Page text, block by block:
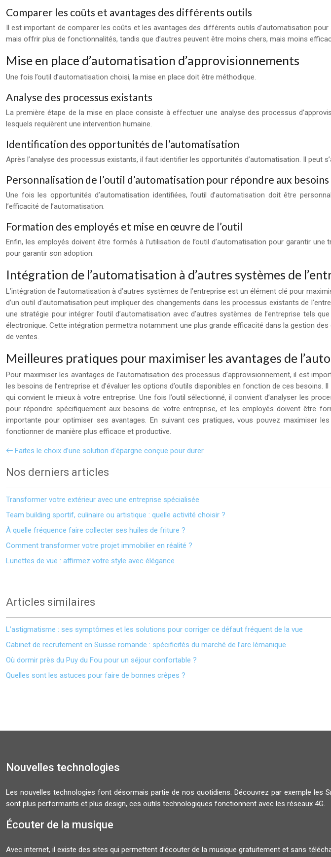
Comparer les coûts et avantages des différents outils
Il est important de comparer les coûts et les avantages des différents outils d’automatisation
mais offrir plus de fonctionnalités, tandis que d’autres peuvent être moins chers, mais moins
Mise en place d’automatisation d’approvisionnements
Une fois l’outil d’automatisation choisi, la mise en place doit être méthodique.
Analyse des processus existants
La première étape de la mise en place consiste à effectuer une analyse des processus
lesquels requièrent une intervention humaine.
Identification des opportunités de l’automatisation
Après l’analyse des processus existants, il faut identifier les opportunités d’automatisation. Il
Personnalisation de l’outil d’automatisation pour répondre aux
Une fois les opportunités d’automatisation identifiées, l’outil d’automatisation doit être
l’efficacité de l’automatisation.
Formation des employés et mise en œuvre de l’outil
Enfin, les employés doivent être formés à l’utilisation de l’outil d’automatisation pour garantir
pour garantir son adoption.
Intégration de l’automatisation à d’autres systèmes de
L’intégration de l’automatisation à d’autres systèmes de l’entreprise est un élément clé pour
d’un outil d’automatisation peut impliquer des changements dans les processus existants de
une stratégie pour intégrer l’outil d’automatisation avec d’autres systèmes de l’entreprise
électronique. Cette intégration permettra notamment une plus grande efficacité dans la gestion
de ventes.
Meilleures pratiques pour maximiser les avantages de
Pour maximiser les avantages de l’automatisation des processus d’approvisionnement, il est
les besoins de l’entreprise et d’évaluer les options d’outils disponibles en fonction de ces
qui convient le mieux à votre entreprise. Une fois l’outil sélectionné, il convient d’analyser les
pour répondre spécifiquement aux besoins de votre entreprise, et les employés doivent être
importante pour optimiser ses avantages. En suivant ces pratiques, vous pouvez maximiser
fonctionner de manière plus efficace et productive.
Faites le choix d’une solution d’épargne conçue pour durer
Nos derniers articles
Transformer votre extérieur avec une entreprise spécialisée
Team building sportif, culinaire ou artistique : quelle activité choisir ?
À quelle fréquence faire collecter ses huiles de friture ?
Comment transformer votre projet immobilier en réalité ?
Lunettes de vue : affirmez votre style avec élégance
Articles similaires
L’astigmatisme : ses symptômes et les solutions pour corriger ce défaut fréquent de la vue
Cabinet de recrutement en Suisse romande : spécificités du marché de l’arc lémanique
Où dormir près du Puy du Fou pour un séjour confortable ?
Quelles sont les astuces pour faire de bonnes crêpes ?
Nouvelles technologies
Les nouvelles technologies font désormais partie de nos quotidiens. Découvrez par exemple les
sont plus performants et plus design, ces outils technologiques fonctionnent avec les réseaux 4G.
Écouter de la musique
Avec internet, il existe des sites qui permettent d’écouter de la musique gratuitement et sans